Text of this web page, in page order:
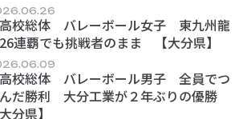
校総体 バレーボール女子 東九州龍
連覇でも挑戦者のまま 【大分県】
校総体 バレーボール男子 全員でつ
だ勝利 大分工業が２年ぶりの優勝
大分県】